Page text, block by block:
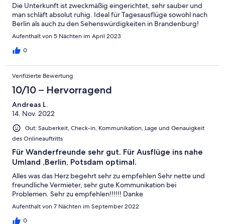
Die Unterkunft ist zweckmäßig eingerichtet, sehr sauber und
man schläft absolut ruhig. Ideal für Tagesausflüge sowohl nach
Berlin als auch zu den Sehenswürdigkeiten in Brandenburg!
Aufenthalt von 5 Nächten im April 2023
0
Verifizierte Bewertung
10/10 – Hervorragend
Andreas L.
14. Nov. 2022
Gut: Sauberkeit, Check-in, Kommunikation, Lage und Genauigkeit
des Onlineauftritts
Für Wanderfreunde sehr gut. Für Ausflüge ins nahe
Umland ,Berlin, Potsdam optimal.
Alles was das Herz begehrt sehr zu empfehlen Sehr nette und
freundliche Vermieter, sehr gute Kommunikation bei
Problemen. Sehr zu empfehlen!!!!!! Danke
Aufenthalt von 7 Nächten im September 2022
0